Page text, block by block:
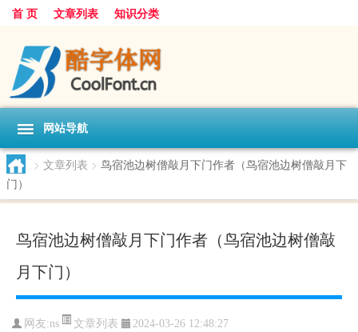
首 页 文章列表 知识分类
网站导航
> 文章列表 > 鸟宿池边树僧敲月下门作者（鸟宿池边树僧敲月下
门）
鸟宿池边树僧敲月下门作者（鸟宿池边树僧敲
月下门）
网友:ns 文章列表 2024-03-26 12:48:27